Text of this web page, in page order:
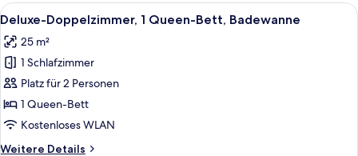
Queen-
Alle
Fotos
für
Deluxe-
Doppelzimmer,
1
Queen-
Ein Hotelzimmer mit Bett, Stuhl,
10
Deluxe-Doppelzimmer, 1 Queen-Bett, Badewanne
25 m²
1 Schlafzimmer
Platz für 2 Personen
1 Queen-Bett
Kostenloses WLAN
Weitere Details
Weitere